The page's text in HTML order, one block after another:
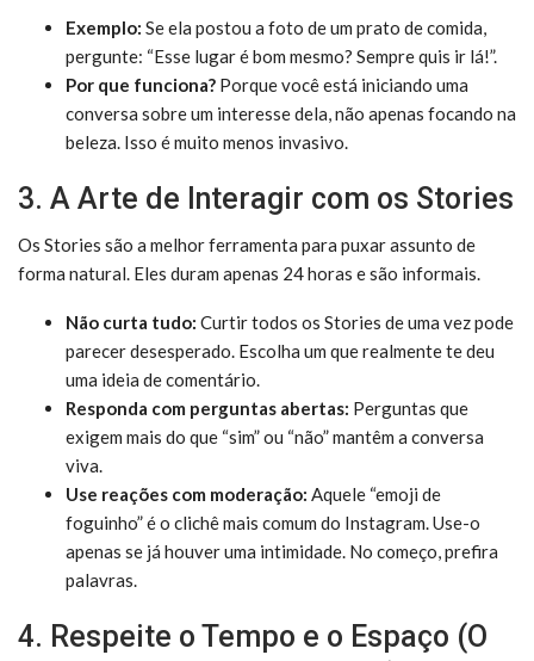
Exemplo: Se ela postou a foto de um prato de comida,
pergunte: “Esse lugar é bom mesmo? Sempre quis ir lá!”.
Por que funciona? Porque você está iniciando uma
conversa sobre um interesse dela, não apenas focando na
beleza. Isso é muito menos invasivo.
3. A Arte de Interagir com os Stories
Os Stories são a melhor ferramenta para puxar assunto de
forma natural. Eles duram apenas 24 horas e são informais.
Não curta tudo: Curtir todos os Stories de uma vez pode
parecer desesperado. Escolha um que realmente te deu
uma ideia de comentário.
Responda com perguntas abertas: Perguntas que
exigem mais do que “sim” ou “não” mantêm a conversa
viva.
Use reações com moderação: Aquele “emoji de
foguinho” é o clichê mais comum do Instagram. Use-o
apenas se já houver uma intimidade. No começo, prefira
palavras.
4. Respeite o Tempo e o Espaço (O